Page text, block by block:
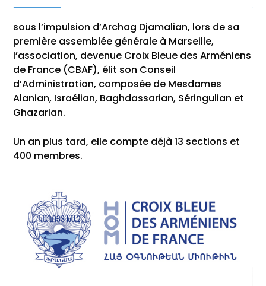
d’Archag Djamalian, lors de sa
générale à Marseille,
devenue Croix Bleue des Arméniens
élit son Conseil
composée de Mesdames
Baghdassarian, Séringulian et
elle compte déjà 13 sections et
la CBAF
de vacances
différents chaque
Cette colonie «
La protection et
des
dans ces
est la création
sociale pour